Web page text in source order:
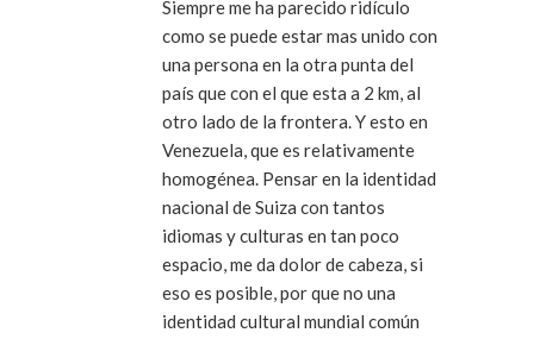
Siempre me ha parecido ridículo
como se puede estar mas unido con
una persona en la otra punta del
país que con el que esta a 2 km, al
otro lado de la frontera. Y esto en
Venezuela, que es relativamente
homogénea. Pensar en la identidad
nacional de Suiza con tantos
idiomas y culturas en tan poco
espacio, me da dolor de cabeza, si
eso es posible, por que no una
identidad cultural mundial común